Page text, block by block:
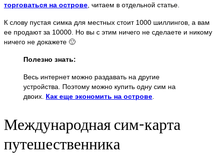
торговаться на острове, читаем в отдельной статье.
К слову пустая симка для местных стоит 1000 шиллингов, а вам
ее продают за 10000. Но вы с этим ничего не сделаете и никому
ничего не докажете 🙂
Полезно знать:
Весь интернет можно раздавать на другие
устройства. Поэтому можно купить одну сим на
двоих. Как еще экономить на острове.
Международная сим-карта
путешественника